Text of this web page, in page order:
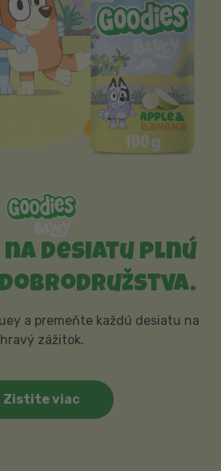
na desiatu plnú
dobrodružstva.
a premeňte každú desiatu na
hravý zážitok.
Zistite viac